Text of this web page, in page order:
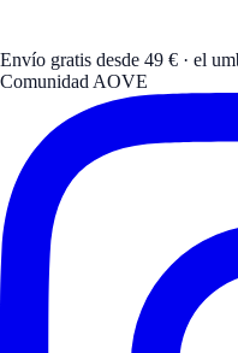
Envío gratis desde 49 € · el
Comunidad AOVE